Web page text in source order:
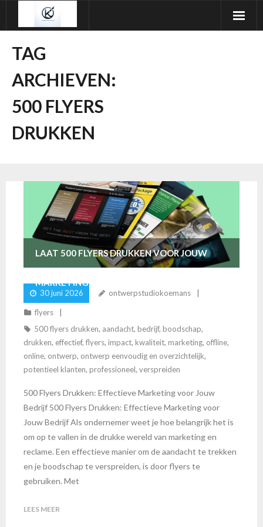
inhoudTAG
ARCHIEVEN:
500 FLYERS
DRUKKEN
LAAT 500 FLYERS DRUKKEN VOOR JOUW
MARKETINGCAMPAGNE
30 juni 2026 ontwerpstudiokoemans
flyers
500 flyers drukken, aandacht, bedrijf, boodschap,
drukken, effectief, flyers, impact, kwaliteit, marketing, offline,
online, ontwerp, ontwerp eenvoudig en overzichtelijk,
potentieel klanten, professioneel, verspreiden
500 Flyers Drukken: Effectieve Marketing voor Jouw
Bedrijf 500 Flyers Drukken: Effectieve Marketing voor
Jouw Bedrijf Als ondernemer weet je hoe belangrijk het is
om op te vallen in de drukke wereld van marketing en
reclame. Een effectieve manier om de aandacht te trekken
en je boodschap te verspreiden, is door flyers te
gebruiken. Met
LEES MEER